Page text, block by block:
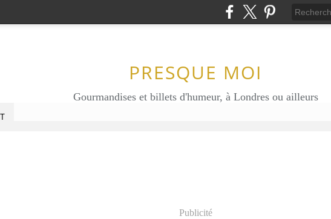
PRESQUE MOI
Gourmandises et billets d'humeur, à Londres ou ailleurs
Publicité